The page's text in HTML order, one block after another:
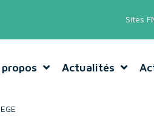
Sites
Actualités